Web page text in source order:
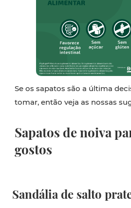
Se os sapatos são a última
tomar, então veja as nossas
Sapatos de noiva
gostos
Sandália de salto